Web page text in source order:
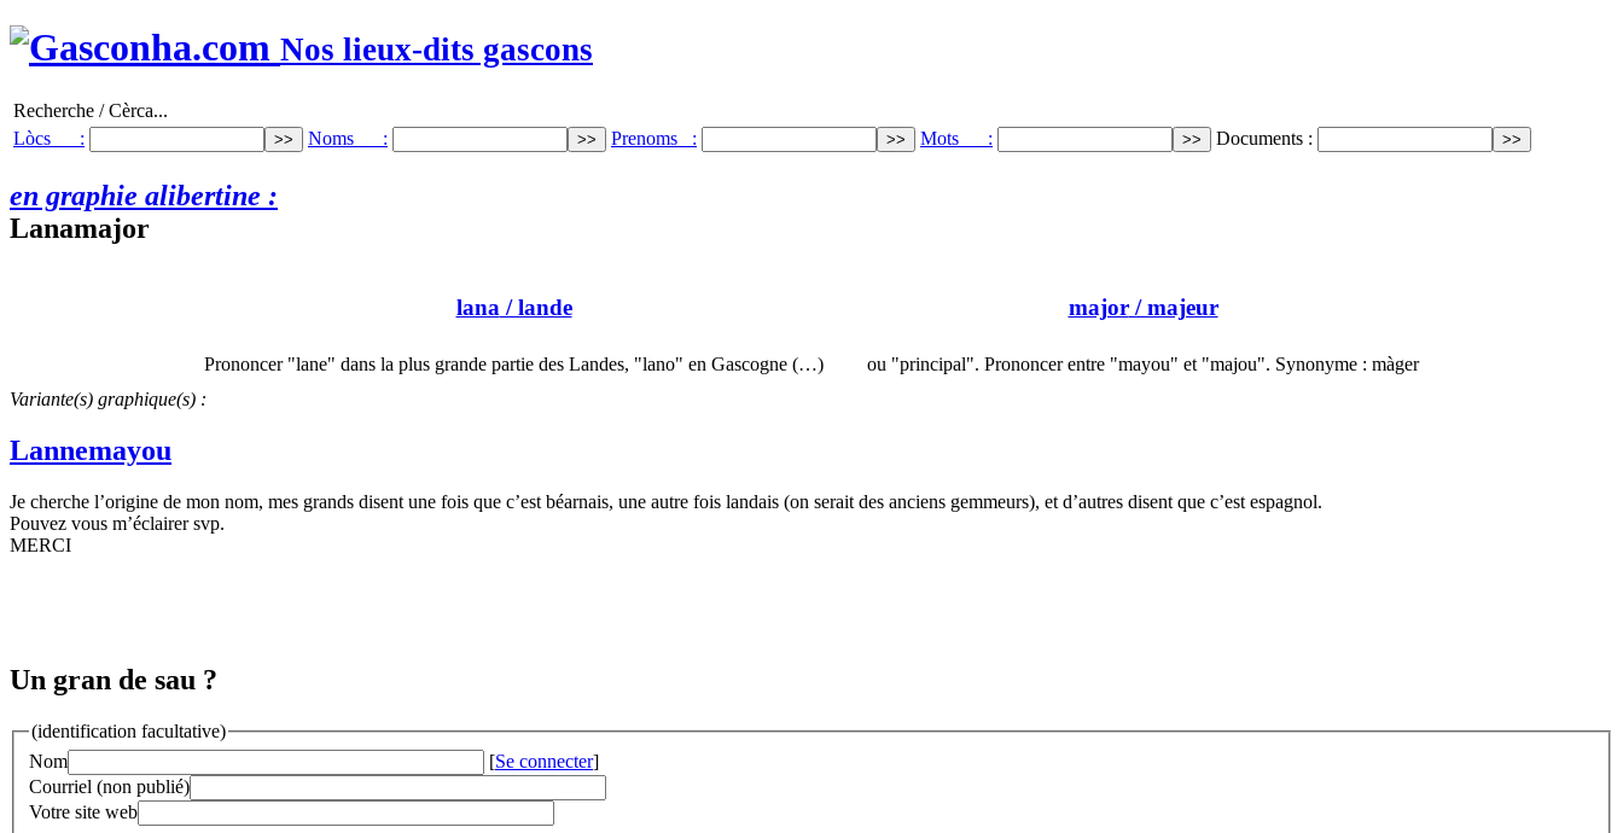
Nos lieux-dits gascons
Recherche / Cèrca...
Lòcs :
Noms : Prenoms : Mots : Documents :
en graphie alibertine :
Lanamajor
lana/ lande
Prononcer "lane" dans la plus grande partie des Landes, "lano" en Gascogne (…)
major/ majeur
ou "principal". Prononcer entre "mayou" et "majou". Synonyme : màger
Variante(s) graphique(s) :
Lannemayou
Je cherche l’origine de mon nom, mes grands disent une fois que c’est béarnais, une autre fois landais (on serait des anciens gemmeurs), et d’autres disent que c’est espagnol.
Pouvez vous m’éclairer svp.
MERCI
Un gran de sau ?
(identification facultative)
Nom
[Se connecter]
Courriel (non publié)
Votre site web